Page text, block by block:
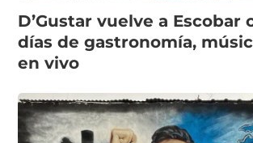
D’Gustar vuelve a Escobar
días de gastronomía,
en vivo